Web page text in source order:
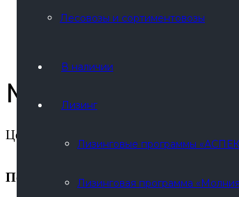
Лесовозы и сортиментовозы
В наличии
Лизинг
Лизинговые программы
Лизинговая программа
МВ (ОД) 20 м³
Цена реализации:
По запросу